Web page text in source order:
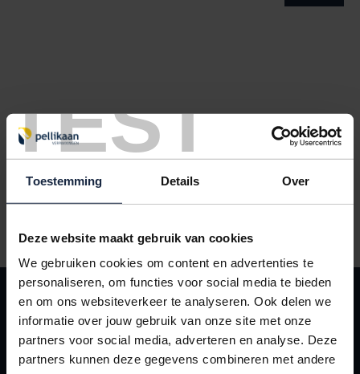
TEST
Toestemming Details Over
Deze website maakt gebruik van cookies
We gebruiken cookies om content en advertenties te
personaliseren, om functies voor social media te bieden
en om ons websiteverkeer te analyseren. Ook delen we
informatie over jouw gebruik van onze site met onze
partners voor social media, adverteren en analyse. Deze
partners kunnen deze gegevens combineren met andere
KLANTENSERVICE
Contact
Leveringsvoorwaarden
Mijn Pellikaan